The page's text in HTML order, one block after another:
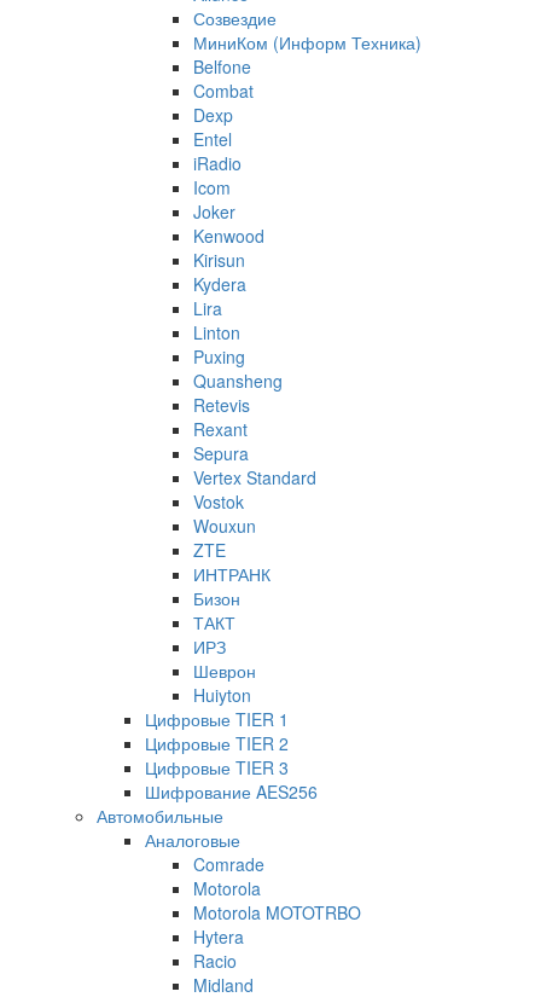
Созвездие
МиниКом (Информ Техника)
Belfone
Combat
Dexp
Entel
iRadio
Icom
Joker
Kenwood
Kirisun
Kydera
Lira
Linton
Puxing
Quansheng
Retevis
Rexant
Sepura
Vertex Standard
Vostok
Wouxun
ZTE
ИНТРАНК
Бизон
ТАКТ
ИРЗ
Шеврон
Huiyton
Цифровые TIER 1
Цифровые TIER 2
Цифровые TIER 3
Шифрование AES256
Автомобильные
Аналоговые
Comrade
Motorola
Motorola MOTOTRBO
Hytera
Racio
Midland